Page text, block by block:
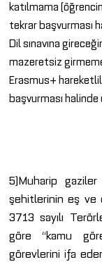
katılmama
tekrar başvurması
Dil sınavına
mazeretsiz
Erasmus+
başvurması halinde
5)Muharip
şehitlerinin eş ve
3713 sayılı
göre “kamu
görevlerini ifa